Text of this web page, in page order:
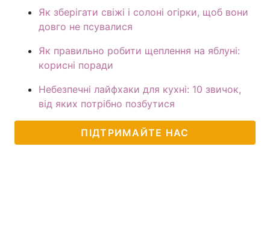
Як зберігати свіжі і солоні огірки, щоб вони
довго не псувалися
Як правильно робити щеплення на яблуні:
корисні поради
Небезпечні лайфхаки для кухні: 10 звичок,
від яких потрібно позбутися
ПІДТРИМАЙТЕ НАС